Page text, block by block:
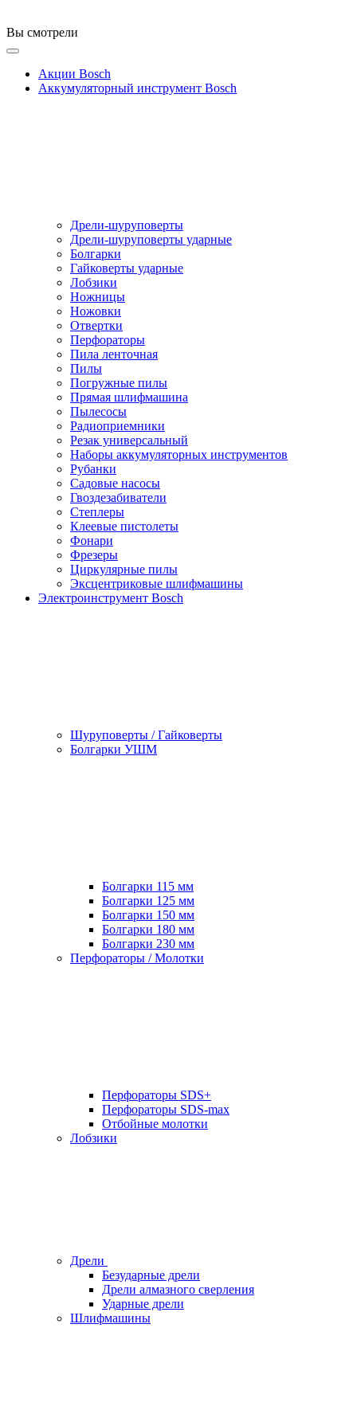
Вы смотрели
Акции Bosch
Аккумуляторный инструмент Bosch
Дрели-шуруповерты
Дрели-шуруповерты ударные
Болгарки
Гайковерты ударные
Лобзики
Ножницы
Ножовки
Отвертки
Перфораторы
Пила ленточная
Пилы
Погружные пилы
Прямая шлифмашина
Пылесосы
Радиоприемники
Резак универсальный
Наборы аккумуляторных инструментов
Рубанки
Садовые насосы
Гвоздезабиватели
Степлеры
Клеевые пистолеты
Фонари
Фрезеры
Циркулярные пилы
Эксцентриковые шлифмашины
Электроинструмент Bosch
Шуруповерты / Гайковерты
Болгарки УШМ
Болгарки 115 мм
Болгарки 125 мм
Болгарки 150 мм
Болгарки 180 мм
Болгарки 230 мм
Перфораторы / Молотки
Перфораторы SDS+
Перфораторы SDS-max
Отбойные молотки
Лобзики
Дрели
Безударные дрели
Дрели алмазного сверления
Ударные дрели
Шлифмашины